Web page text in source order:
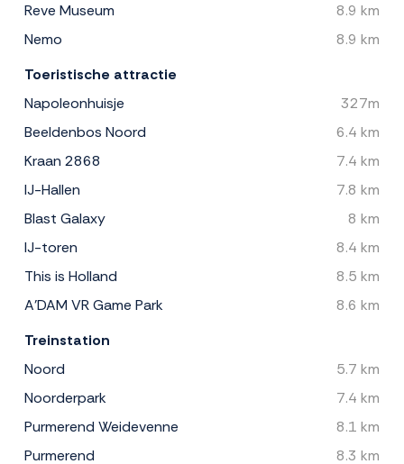
Reve Museum
8.9 km
Nemo
8.9 km
Toeristische attractie
Napoleonhuisje
327m
Beeldenbos Noord
6.4 km
Kraan 2868
7.4 km
IJ-Hallen
7.8 km
Blast Galaxy
8 km
IJ-toren
8.4 km
This is Holland
8.5 km
A'DAM VR Game Park
8.6 km
Treinstation
Noord
5.7 km
Noorderpark
7.4 km
Purmerend Weidevenne
8.1 km
Purmerend
8.3 km